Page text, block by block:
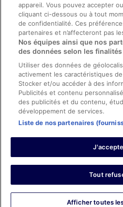
Aide
Soutien
Annuler votre réservation d’hôtel ou
Échéances de remboursement
Utiliser un coupon ebookers
Electron, CartaSi, Carte Bleue, PayPal
© 2026 Expedia, Inc., une entreprise
réservés. ebookers et le logo ebookers
commerciales ou des marques déposées
appareil. Vous pouvez accepter
cliquant ci-dessous ou à tout
de confidentialité. Ces
partenaires et n’affecteront pas
Nos équipes ainsi que nos
des données selon les
Utiliser des données de
activement les caractéristiques de
Stocker et/ou accéder à des
Publicités et contenu
des publicités et du contenu,
développement de services.
Liste de nos partenaires
J'accepte
Tout
Afficher toutes